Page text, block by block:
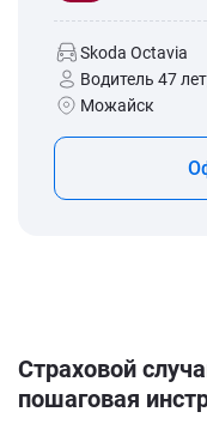
Skoda Octavia
Водитель 47
Можайск
Страховой
пошаговая